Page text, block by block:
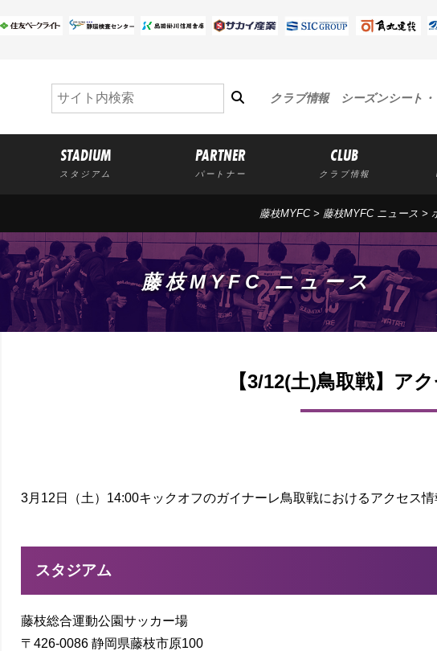
クラブ情報 シーズンシート
STADIUM
スタジアム
PARTNER
パートナー
CLUB
クラブ情報
藤枝MYFC> 藤枝MYFC ニュース >
藤枝MYFC ニュース
【3/12(土)鳥取戦】ア
3月12日（土）14:00キックオフのガイナーレ鳥取戦におけるアクセス情
スタジアム
藤枝総合運動公園サッカー場
〒426-0086 静岡県藤枝市原100